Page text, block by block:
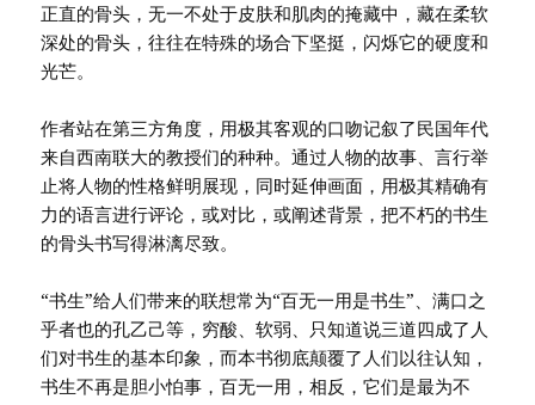
正直的骨头，无一不处于皮肤和肌肉的掩藏中，藏在柔软
深处的骨头，往往在特殊的场合下坚挺，闪烁它的硬度和
光芒。
作者站在第三方角度，用极其客观的口吻记叙了民国年代
来自西南联大的教授们的种种。通过人物的故事、言行举
止将人物的性格鲜明展现，同时延伸画面，用极其精确有
力的语言进行评论，或对比，或阐述背景，把不朽的书生
的骨头书写得淋漓尽致。
“书生”给人们带来的联想常为“百无一用是书生”、满口之
乎者也的孔乙己等，穷酸、软弱、只知道说三道四成了人
们对书生的基本印象，而本书彻底颠覆了人们以往认知，
书生不再是胆小怕事，百无一用，相反，它们是最为不